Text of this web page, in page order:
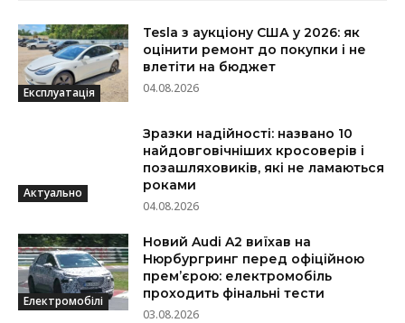
Експлуатація
Tesla з аукціону США у 2026: як
оцінити ремонт до покупки і не
влетіти на бюджет
04.08.2026
Актуально
Зразки надійності: названо 10
найдовговічніших кросоверів і
позашляховиків, які не ламаються
роками
04.08.2026
Електромобілі
Новий Audi A2 виїхав на
Нюрбургринг перед офіційною
прем’єрою: електромобіль
проходить фінальні тести
03.08.2026